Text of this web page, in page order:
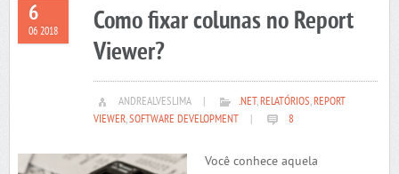
6
06 2018
Como fixar colunas no Report
Viewer?
ANDREALVESLIMA .NET,RELATÓRIOS,REPORT
VIEWER,SOFTWARE DEVELOPMENT 8
Você conhece aquela